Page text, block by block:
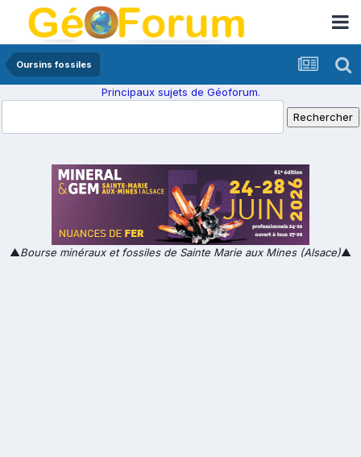
Oursins fossiles
Principaux sujets de Géoforum.
▲Bourse minéraux et fossiles de Sainte Marie aux Mines (Alsace)▲